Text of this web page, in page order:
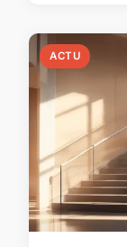
ACTU